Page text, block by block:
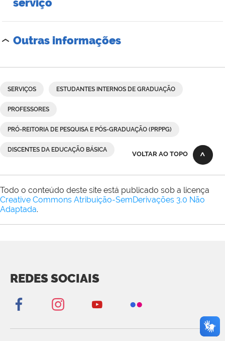
serviço
Outras informações
SERVIÇOS ESTUDANTES INTERNOS DE GRADUAÇÃO
PROFESSORES
PRÓ-REITORIA DE PESQUISA E PÓS-GRADUAÇÃO (PRPPG)
DISCENTES DA EDUCAÇÃO BÁSICA
VOLTAR AO TOPO
Todo o conteúdo deste site está publicado sob a licença
Creative Commons Atribuição-SemDerivações 3.0 Não
Adaptada.
REDES SOCIAIS